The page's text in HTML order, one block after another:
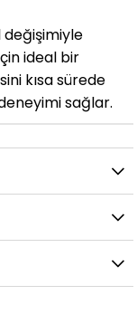
değişimiyle
ideal bir
kısa sürede
sağlar.